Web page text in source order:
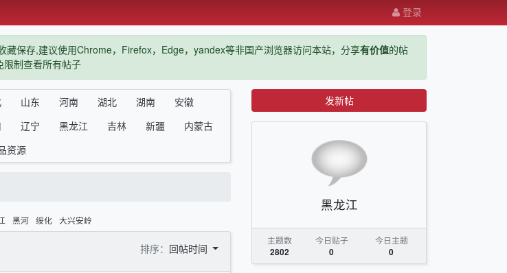
登录
保存,建议使用Chrome，Firefox，Edge，yandex等非国产浏览器访问本站，分享有价值的帖
限制查看所有帖子
山东 河南 湖北 湖南
安徽
辽宁 黑龙江 吉林 新疆
内蒙古
资源
黑河 绥化 大兴安岭
排序： 回帖时间
发新帖
黑龙江
主题数
2802
今日贴子
0
今日主题
0